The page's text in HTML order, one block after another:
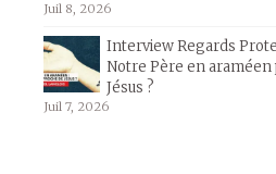
Juil 8, 2026
Interview Regards
Notre Père en
Jésus ?
Juil 7, 2026